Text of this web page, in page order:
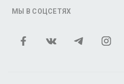
МЫ В СОЦСЕТЯХ